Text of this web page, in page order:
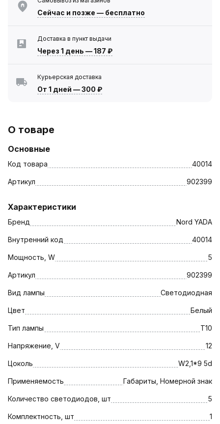
Сейчас и позже — бесплатно
Доставка в пункт выдачи
Через 1 день —187 ₽
Курьерская доставка
От 1 дней —300 ₽
О товаре
Основные
Код товара 40014
Артикул 902399
Характеристики
Бренд Nord YADA
Внутренний код 40014
Мощность, W 5
Артикул 902399
Вид лампы Светодиодная
Цвет Белый
Тип лампы T10
Напряжение, V 12
Цоколь W2,1*9 5d
Применяемость Габариты, Номерной знак
Количество светодиодов, шт 5
Комплектность, шт 1